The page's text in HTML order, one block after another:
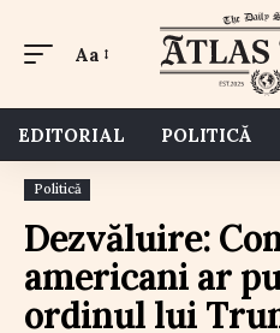
Aa
EDITORIAL POLITICĂ
Politică
Dezvăluire:
americani ar
ordinul lui